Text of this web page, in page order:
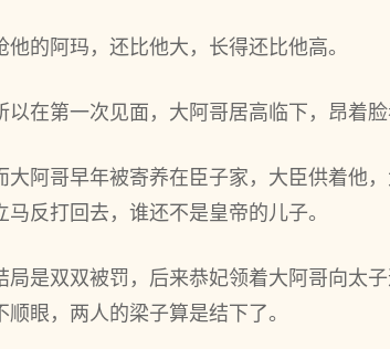
他的阿玛，还比他大，长得还比他高。
以在第一次见面，大阿哥居高临下，昂着
大阿哥早年被寄养在臣子家，大臣供着他
马反打回去，谁还不是皇帝的儿子。
局是双双被罚，后来恭妃领着大阿哥向太
顺眼，两人的梁子算是结下了。